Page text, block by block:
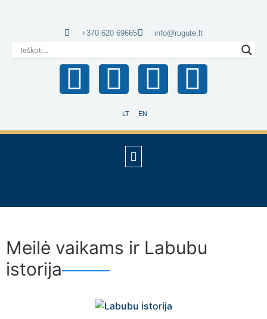
LT EN
+370 620 69665 info@rugute.lt
Meilė vaikams ir Labubu
istorija